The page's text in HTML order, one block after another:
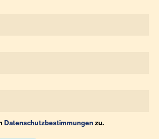
Datenschutzbestimmungenzu.